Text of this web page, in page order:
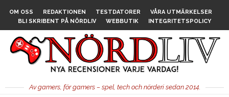
OM OSS REDAKTIONEN TESTDATORER
VÅRA UTMÄRKELSER
BLI SKRIBENT PÅ NÖRDLIV
WEBBUTIK INTEGRITETSPOLICY
Av gamers, för gamers – spel, tech och nörderi sedan 2014.